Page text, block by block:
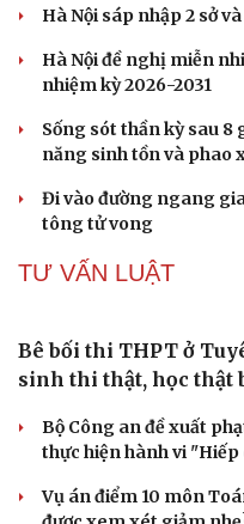
Du lịch
check-in
4 thực phẩm để tủ lạnh
Tưởng ăn cơm buổi
dinh dưỡng nói điều bất
TIN 24H
Cao Bằng lại xảy ra
giải nguyên nhân
Hà Nội sáp nhập 2 sở
nhiệm kỳ 2026-2031
năng sinh tồn và phao
Đi vào đường ngang
tông tử vong